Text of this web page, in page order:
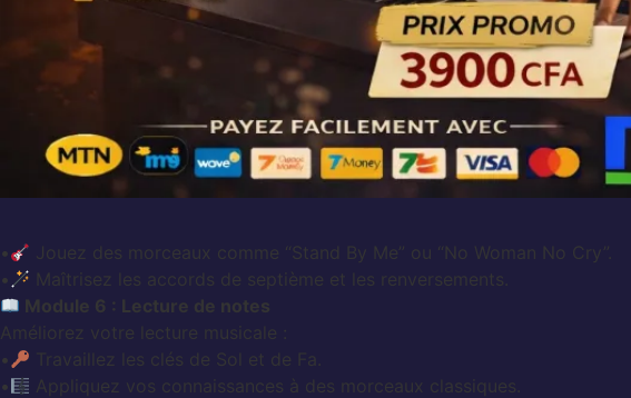
•
Jouez des morceaux comme “Stand By Me” ou “No Woman No Cry”.
•
Maîtrisez les accords de septième et les renversements.
Module 6 : Lecture de notes
Améliorez votre lecture musicale :
•
Travaillez les clés de Sol et de Fa.
•
Appliquez vos connaissances à des morceaux classiques.